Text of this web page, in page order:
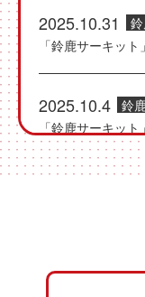
2025.10.31
「鈴鹿サーキット
2025.10.4 鈴
「鈴鹿サーキット